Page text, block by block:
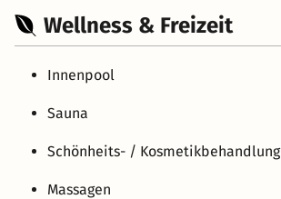
Wellness & Freizeit
Innenpool
Sauna
Schönheits- / Kosmetikbehandlung
Massagen